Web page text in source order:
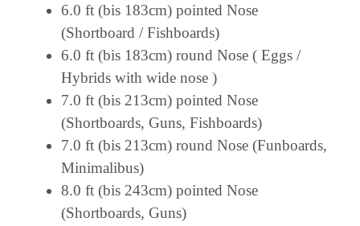
6.0 ft (bis 183cm) pointed Nose
(Shortboard / Fishboards)
6.0 ft (bis 183cm) round Nose ( Eggs /
Hybrids with wide nose )
7.0 ft (bis 213cm) pointed Nose
(Shortboards, Guns, Fishboards)
7.0 ft (bis 213cm) round Nose (Funboards,
Minimalibus)
8.0 ft (bis 243cm) pointed Nose
(Shortboards, Guns)